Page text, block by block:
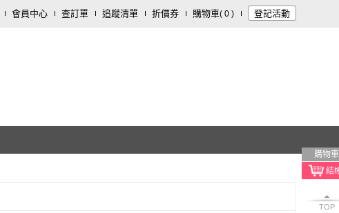
會員中心 查訂單 追蹤清單 折價券 購物車( 0 ) 登記活動
購物車
TOP